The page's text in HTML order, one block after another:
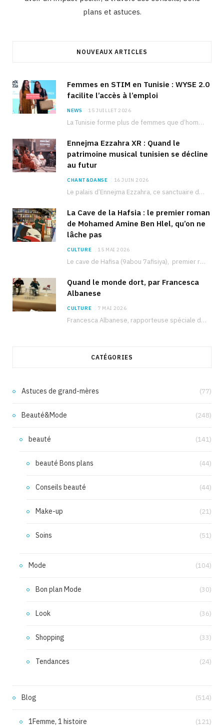
plans et astuces.
NOUVEAUX ARTICLES
Femmes en STIM en Tunisie : WYSE 2.0
facilite l’accès à l’emploi
NEWS 15 JUILLET 2026
La Tunisie forme plus de femmes que d’hommes dans les filières scientifiques. Pourtant, pour beaucoup…
Ennejma Ezzahra XR : Quand le
patrimoine musical tunisien se décline
au futur
CHANT&DANSE 16 JUIN 2026
Le palais d’Ennejma Ezzahra, ce sanctuaire de la musique tunisienne et méditerranéenne construit par le…
La Cave de la Hafsia : le premier roman
de Mohamed Amine Ben Hlel, qu’on ne
lâche pas
CULTURE 15 MAI 2026
Le cave de Hafisa (9abou 7afisiya), premier roman du journaliste tunisien Mohamed Amine Ben Hlel,…
Quand le monde dort, par Francesca
Albanese
CULTURE 7 MAI 2026
Francesca Albanese, rapporteuse spéciale de l’ONU sur les territoires palestiniens occupés, était à Tunis pour…
CATÉGORIES
Astuces de grand-mères (77)
Beauté&Mode (248)
beauté (141)
beauté Bons plans (44)
Conseils beauté (44)
Make-up (21)
Soins (51)
Mode (104)
Bon plan Mode (30)
Look (36)
Shopping (33)
Tendances (24)
Blog (514)
1Femme, 1 histoire (121)